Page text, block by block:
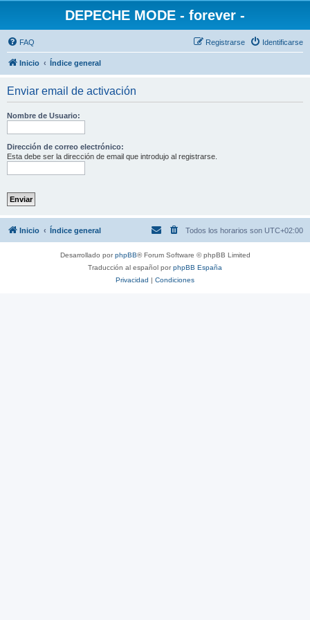
DEPECHE MODE - forever -
FAQ Identificarse
Registrarse
Inicio Índice general
Enviar email de activación
Nombre de Usuario:
Dirección de correo electrónico:
Esta debe ser la dirección de email que introdujo al registrarse.
Inicio Índice general Todos los horarios son UTC+02:00
Desarrollado porphpBB® Forum Software © phpBB Limited
Traducción al español porphpBB España
Privacidad | Condiciones